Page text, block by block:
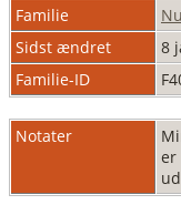
Familie
Sidst ændret
8
Familie-ID
Notater
er